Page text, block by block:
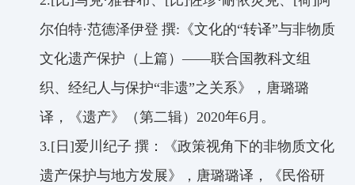
尔伯特·范德泽伊登 撰: 《文化的“转译”与非物质
文化遗产保护（上篇）——联合国教科文组
织、经纪人与保护“非遗”之关系》，唐璐璐
译，《遗产》（第二辑）2020年6月。
3.[ 日]爱川纪子 撰：《政策视角下的非物质文化
遗产保护与地方发展》，唐璐璐译，《民俗研